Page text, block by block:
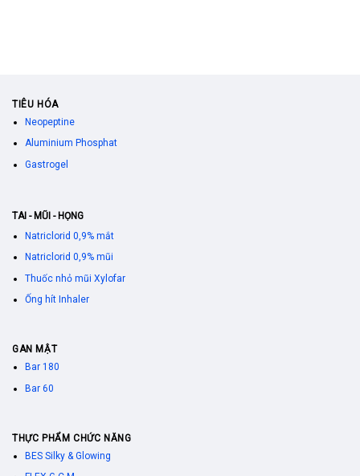
TIÊU HÓA
Neopeptine
Aluminium Phosphat
Gastrogel
TAI - MŨI - HỌNG
Natriclorid 0,9% mắt
Natriclorid 0,9% mũi
Thuốc nhỏ mũi Xylofar
Ống hít Inhaler
GAN MẬT
Bar 180
Bar 60
THỰC PHẨM CHỨC NĂNG
BES Silky & Glowing